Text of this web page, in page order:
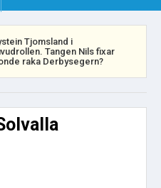
Tjomsland i
Tangen Nils fixar
raka Derbysegern?